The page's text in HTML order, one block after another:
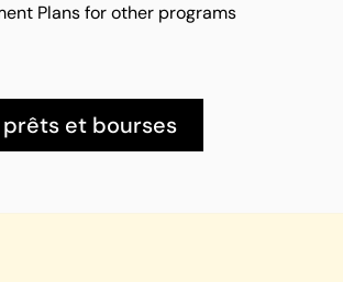
Plans for other programs
et bourses